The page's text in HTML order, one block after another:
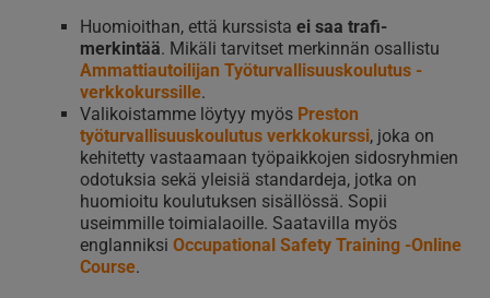
Huomioithan, että kurssista ei saa trafi-
merkintää. Mikäli tarvitset merkinnän osallistu
Ammattiautoilijan Työturvallisuuskoulutus -
verkkokurssille.
Valikoistamme löytyy myös Preston
työturvallisuuskoulutus verkkokurssi, joka on
kehitetty vastaamaan työpaikkojen sidosryhmien
odotuksia sekä yleisiä standardeja, jotka on
huomioitu koulutuksen sisällössä. Sopii
useimmille toimialaoille. Saatavilla myös
englanniksi Occupational Safety Training -Online
Course.